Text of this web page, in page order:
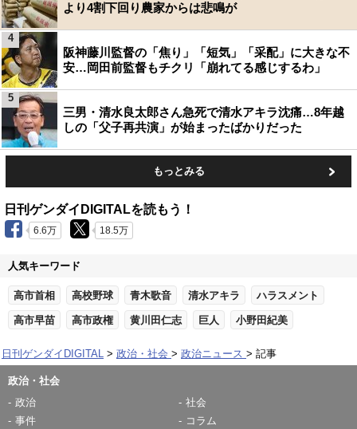
より4割下回り農家からは悲鳴が
阪神藤川監督の「焦り」「短気」「采配」に大きな不
安…岡田前監督もチクリ「崩れてる感じするわ」
4
三男・清水良太郎さん急死で清水アキラ沈痛…8年越
しの「父子再共演」が始まったばかりだった
5
もっとみる
日刊ゲンダイDIGITALを読もう！
6.6万 18.5万
人気キーワード
高市首相 高校野球 青木歌音 清水アキラ ハラスメント
高市早苗 高市政権 黄川田仁志 巨人 小野田紀美
日刊ゲンダイDIGITAL 政治・社会 政治ニュース 記事
政治・社会
政治
社会
事件
コラム